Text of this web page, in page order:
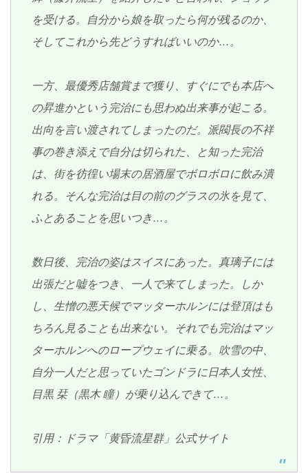
を受ける。自分から娘を取ったら何が残るのか、
そしてこれから先どうすればいいのか…。
一方、最優秀店舗賞まで獲り、すぐにでも本店へ
の昇進かという完治にも思わぬ出来事が起こる。
出向を言い渡されてしまったのだ。派閥長の不祥
事の巻き添えで自分は切られた、と知った完治
は、街を彷徨い場末の居酒屋でボロボロに飲み潰
れる。そんな完治は目の前のグラスの氷を見て、
ふとあることを思いつき…。
数日後、完治の姿はスイスにあった。真璃子には
出張だと嘘をつき、一人で来てしまった。しか
し、生憎の悪天候でマッターホルンには登頂はも
ちろん見ることも出来ない。それでも完治はマッ
ターホルンへのロープウェイに乗る。吹雪の中、
自分一人だと思っていたゴンドラに日本人女性、
目黒 栞（黒木 瞳）が乗り込んできて…。
引用：ドラマ「黄昏流星群」公式サイト